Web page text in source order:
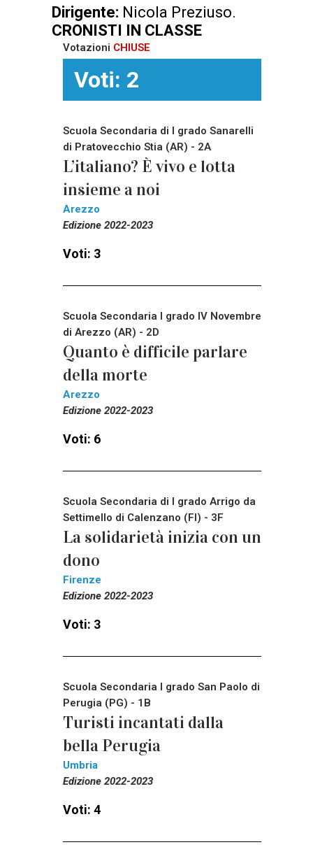
Dirigente: Nicola Preziuso.
CRONISTI IN CLASSE
Votazioni CHIUSE
Voti: 2
Scuola Secondaria di I grado Sanarelli
di Pratovecchio Stia (AR) - 2A
L’italiano? È vivo e lotta
insieme a noi
Arezzo
Edizione 2022-2023
Voti: 3
Scuola Secondaria I grado IV Novembre
di Arezzo (AR) - 2D
Quanto è difficile parlare
della morte
Arezzo
Edizione 2022-2023
Voti: 6
Scuola Secondaria di I grado Arrigo da
Settimello di Calenzano (FI) - 3F
La solidarietà inizia con un
dono
Firenze
Edizione 2022-2023
Voti: 3
Scuola Secondaria I grado San Paolo di
Perugia (PG) - 1B
Turisti incantati dalla
bella Perugia
Umbria
Edizione 2022-2023
Voti: 4